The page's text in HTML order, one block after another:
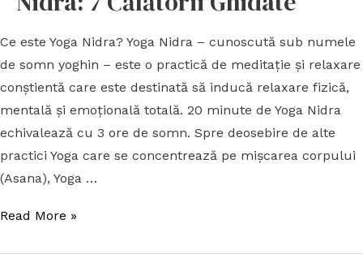
Ce este Yoga Nidra? Yoga Nidra – cunoscută sub numele
de somn yoghin – este o practică de meditaţie şi relaxare
conştientă care este destinată să inducă relaxare fizică,
mentală şi emoţională totală. 20 minute de Yoga Nidra
echivalează cu 3 ore de somn. Spre deosebire de alte
practici Yoga care se concentrează pe mișcarea corpului
(Asana), Yoga …
Read More »